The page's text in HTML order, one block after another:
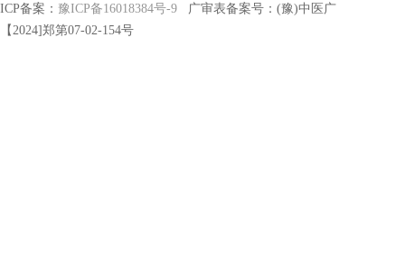
ICP备案： 豫ICP备16018384号-9 广审表备案号：(豫)中医广
【2024]郑第07-02-154号